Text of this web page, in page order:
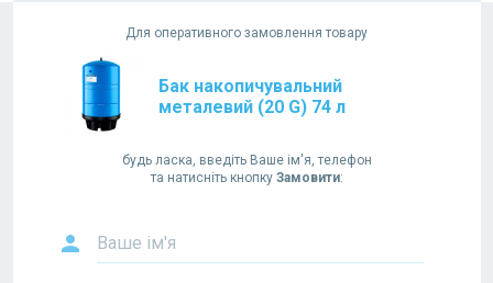
Для оперативного замовлення товару
Бак накопичувальний
металевий (20 G) 74 л
будь ласка, введіть Ваше ім'я, телефон
та натисніть кнопку Замовити:
person Ваше ім'я